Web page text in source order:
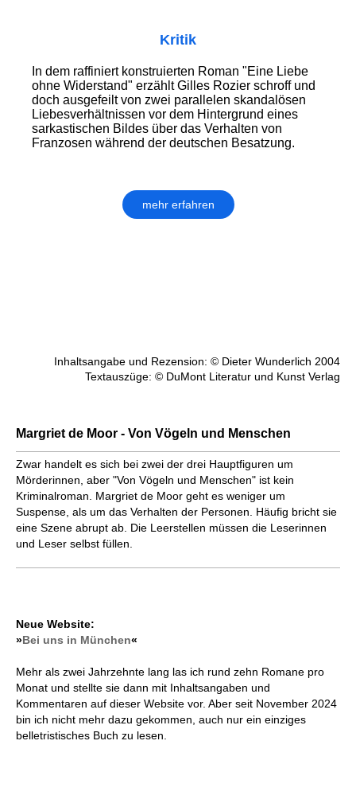
Kritik
In dem raffiniert konstruierten Roman "Eine Liebe
ohne Widerstand" erzählt Gilles Rozier schroff und
doch ausgefeilt von zwei parallelen skandalösen
Liebesverhältnissen vor dem Hintergrund eines
sarkastischen Bildes über das Verhalten von
Franzosen während der deutschen Besatzung.
mehr erfahren
Inhaltsangabe und Rezension: © Dieter Wunderlich 2004
Textauszüge: © DuMont Literatur und Kunst Verlag
Margriet de Moor - Von Vögeln und Menschen
Zwar handelt es sich bei zwei der drei Hauptfiguren um
Mörderinnen, aber "Von Vögeln und Menschen" ist kein
Kriminalroman. Margriet de Moor geht es weniger um
Suspense, als um das Verhalten der Personen. Häufig bricht sie
eine Szene abrupt ab. Die Leerstellen müssen die Leserinnen
und Leser selbst füllen.
Neue Website:
»Bei uns in München«
Mehr als zwei Jahrzehnte lang las ich rund zehn Romane pro
Monat und stellte sie dann mit Inhaltsangaben und
Kommentaren auf dieser Website vor. Aber seit November 2024
bin ich nicht mehr dazu gekommen, auch nur ein einziges
belletristisches Buch zu lesen.